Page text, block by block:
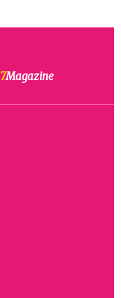
7Magazine